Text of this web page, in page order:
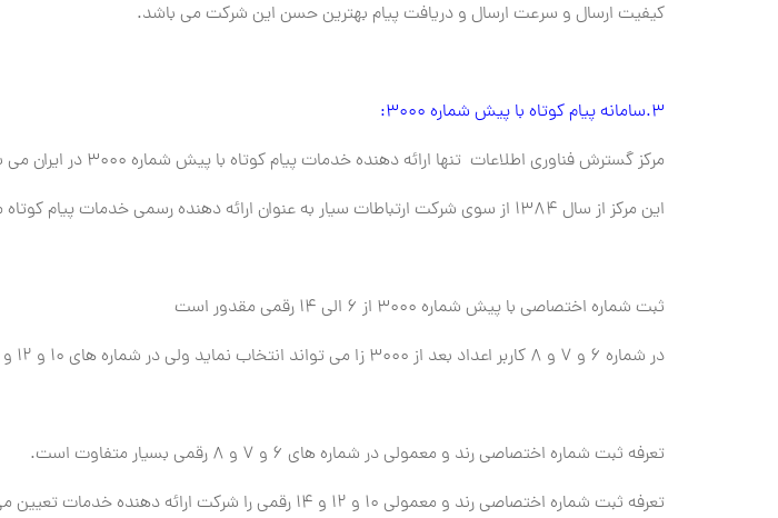
کیفیت ارسال و سرعت ارسال و دریافت پیام بهترین حسن این شرکت می باشد.
3.سامانه پیام کوتاه با پیش شماره 3000:
مرکز گسترش فناوری اطلاعات تنها ارائه دهنده خدمات پیام کوتاه با پیش شماره 3000 در ایران می باشد.
این مرکز از سال 1384 از سوی شرکت ارتباطات سیار به عنوان ارائه دهنده رسمی خدمات پیام کوتاه منصوب گردیده شد.
ثبت شماره اختصاصی با پیش شماره 3000 از 6 الی 14 رقمی مقدور است
در شماره 6 و 7 و 8 کاربر اعداد بعد از 3000 زا می تواند انتخاب نماید ولی در شماره های 10 و 12 و 14 رقمی ، 8 رقم اول شماره را شرکت ارائه دهنده تعیین مینماید
تعرفه ثبت شماره اختصاصی رند و معمولی در شماره های 6 و 7 و 8 رقمی بسیار متفاوت است.
تعرفه ثبت شماره اختصاصی رند و معمولی 10 و 12 و 14 رقمی را شرکت ارائه دهنده خدمات تعیین می کند.